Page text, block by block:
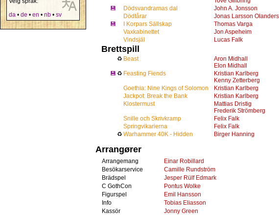
da • de • en • nb • sv
💾 Dödsvandrarnas dal
John A. Jonsson
Dödtårar
Jonas Larsson Olanders
💾
I Korpars Sällskap Thomas Varga
Vaxkabinettet
Jon Aspeheim
Vindsjäl
Lucas Falk
Brettspill
♻ Beast
Aron Midhall
Elon Midhall
💾 ♻ Feasting Fiends
Kristian Karlberg
Kenny Zetterberg
Goethia: Nine Kings of Solomon
Kristian Karlberg
Jackpot: Break the Bank
Kristian Karlberg
Klostermust
Mattias Dristig
Frederik Strömberg
Snille och Skrivkramp
Felix Falk
Springvikarierna
Felix Falk
♻ Warhammer 40K - Hidden Birger Hanning
Arrangører
Arrangemang
Einar Robillard
Besökarservice
Camille Rundström
Brädspel
Jesper Rülf Edmark
C GothCon
Pontus Wolke
Figurspel
Emil Hansson
Info
Tobias Eliasson
Kassör
Jonny Green